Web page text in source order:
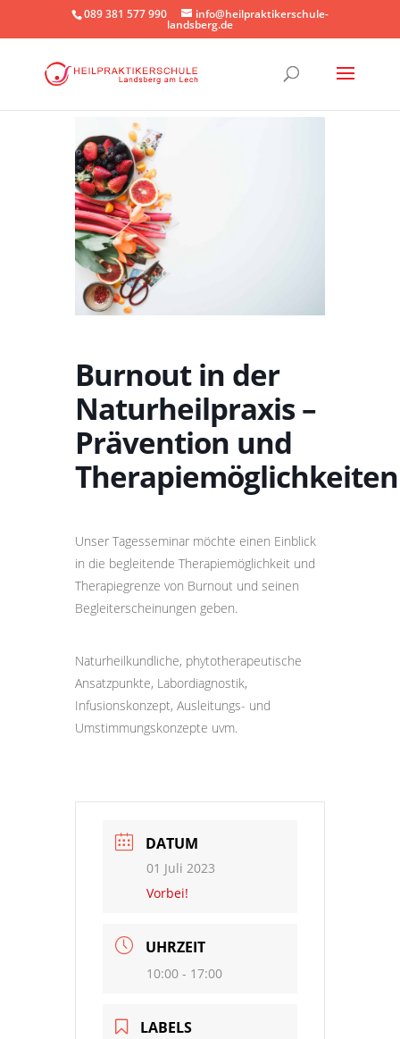
089 381 577 990 info@heilpraktikerschule-
landsberg.de
Burnout in der
Naturheilpraxis –
Prävention und
Therapiemöglichkeiten
Unser Tagesseminar möchte einen Einblick
in die begleitende Therapiemöglichkeit und
Therapiegrenze von Burnout und seinen
Begleiterscheinungen geben.
Naturheilkundliche, phytotherapeutische
Ansatzpunkte, Labordiagnostik,
Infusionskonzept, Ausleitungs- und
Umstimmungskonzepte uvm.
DATUM
01 Juli 2023
Vorbei!
UHRZEIT
10:00 - 17:00
LABELS